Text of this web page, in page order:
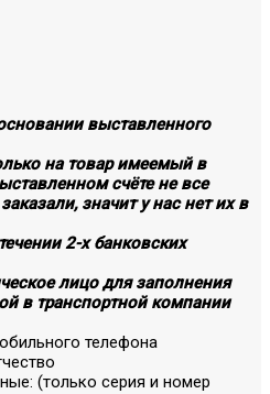
выставленного
на товар имеемый в
счёте не все
значит у нас нет их в
2-х банковских
лицо для заполнения
в транспортной компании
телефона
(только серия и номер